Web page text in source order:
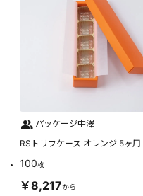
パッケージ中澤
RSトリフケース オレンジ 5ヶ用
100枚
￥8,217から